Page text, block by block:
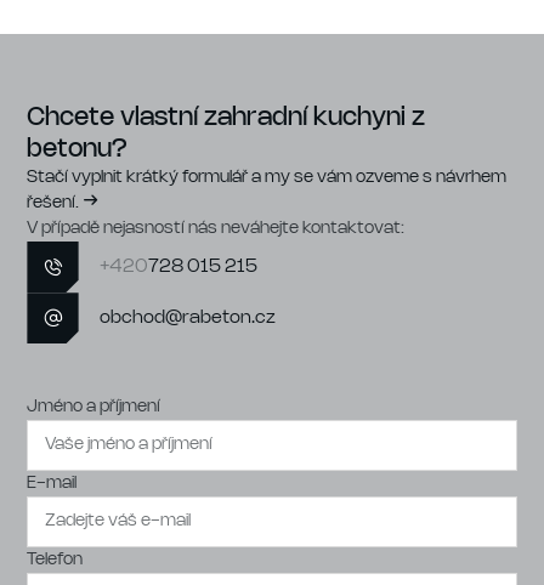
Chcete vlastní zahradní kuchyni z
betonu?
Stačí vyplnit krátký formulář a my se vám ozveme s návrhem
řešení.
V případě nejasností nás neváhejte kontaktovat:
+420 728 015 215
obchod@rabeton.cz
Jméno a příjmení
E-mail
Telefon